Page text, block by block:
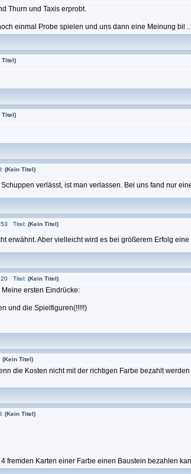
Thurn und Taxis erprobt.
einmal Probe spielen und uns dann eine Meinung bil
Titel)
Titel)
(Kein Titel)
verlässt, ist man verlassen. Bei uns fand nur
Titel: (Kein Titel)
erwähnt. Aber vielleicht wird es bei größerem Erfolg
Titel: (Kein Titel)
ersten Eindrücke:
und die Spielfiguren(!!!!!)
(Kein Titel)
die Kosten nicht mit der richtigen Farbe bezahlt
(Kein Titel)
fremden Karten einer Farbe einen Baustein bezahlen